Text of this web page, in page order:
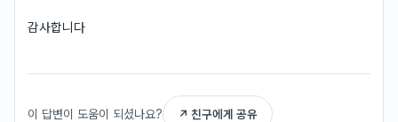
감사합니다
이 답변이 도움이 되셨나요? ↗ 친구에게 공유